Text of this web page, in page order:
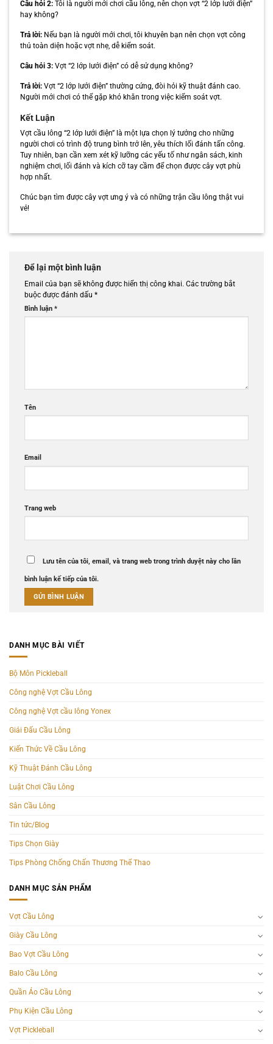
Câu hỏi 2:Tôi là người mới chơi cầu lông, nên chọn vợt “2 lớp lưới điện”
hay không?
Trả lời:Nếu bạn là người mới chơi, tôi khuyên bạn nên chọn vợt công
thủ toàn diện hoặc vợt nhẹ, dễ kiểm soát.
Câu hỏi 3:Vợt “2 lớp lưới điện” có dễ sử dụng không?
Trả lời:Vợt “2 lớp lưới điện” thường cứng, đòi hỏi kỹ thuật đánh cao.
Người mới chơi có thể gặp khó khăn trong việc kiểm soát vợt.
Kết Luận
Vợt cầu lông “2 lớp lưới điện” là một lựa chọn lý tưởng cho những
người chơi có trình độ trung bình trở lên, yêu thích lối đánh tấn công.
Tuy nhiên, bạn cần xem xét kỹ lưỡng các yếu tố như ngân sách, kinh
nghiệm chơi, lối đánh và kích cỡ tay cầm để chọn được cây vợt phù
hợp nhất.
Chúc bạn tìm được cây vợt ưng ý và có những trận cầu lông thật vui
vẻ!
Để lại một bình luận
Email của bạn sẽ không được hiển thị công khai. Các trường bắt
buộc được đánh dấu *
Bình luận *
Tên
Email
Trang web
Lưu tên của tôi, email, và trang web trong trình duyệt này cho lần
bình luận kế tiếp của tôi.
DANH MỤC BÀI VIẾT
Bộ Môn Pickleball
Công nghệ Vợt Cầu Lông
Công nghệ Vợt cầu lông Yonex
Giải Đấu Cầu Lông
Kiến Thức Về Cầu Lông
Kỹ Thuật Đánh Cầu Lông
Luật Chơi Cầu Lông
Sân Cầu Lông
Tin tức/Blog
Tips Chọn Giày
Tips Phòng Chống Chấn Thương Thể Thao
DANH MỤC SẢN PHẨM
Vợt Cầu Lông
Giày Cầu Lông
Bao Vợt Cầu Lông
Balo Cầu Lông
Quần Áo Cầu Lông
Phụ Kiện Cầu Lông
Vợt Pickleball